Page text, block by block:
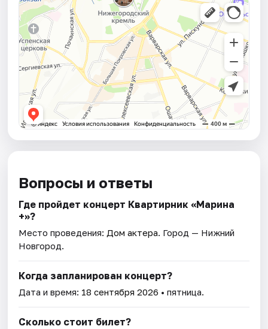
Вопросы и ответы
Где пройдет концерт Квартирник «Марина
+»?
Место проведения: Дом актера. Город — Нижний
Новгород.
Когда запланирован концерт?
Дата и время: 18 сентября 2026 • пятница.
Сколько стоит билет?